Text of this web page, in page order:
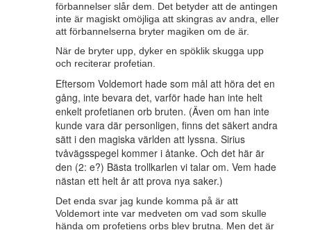
förbannelser slår dem. Det betyder att de antingen
inte är magiskt omöjliga att skingras av andra, eller
att förbannelserna bryter magiken om de är.
När de bryter upp, dyker en spöklik skugga upp
och reciterar profetian.
Eftersom Voldemort hade som mål att höra det en
gång, inte bevara det, varför hade han inte helt
enkelt profetianen orb bruten. (Även om han inte
kunde vara där personligen, finns det säkert andra
sätt i den magiska världen att lyssna. Sirius
tvåvägsspegel kommer i åtanke. Och det här är
den (2: e?) Bästa trollkarlen vi talar om. Vem hade
nästan ett helt år att prova nya saker.)
Det enda svar jag kunde komma på är att
Voldemort inte var medveten om vad som skulle
hända om profetiens orbs blev brutna. Men det är